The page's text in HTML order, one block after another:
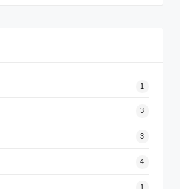
1
3
3
4
1